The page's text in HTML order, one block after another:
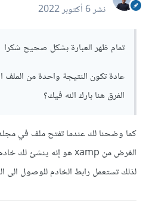
نشر6 أكتوبر 2022
تمام ظهر العبارة بشكل صحيح شكرا
عادة تكون النتيجة واحدة من الملف
الفرق هنا بارك الله فيك؟
لذلك تستعمل رابط الخادم للوصول الى